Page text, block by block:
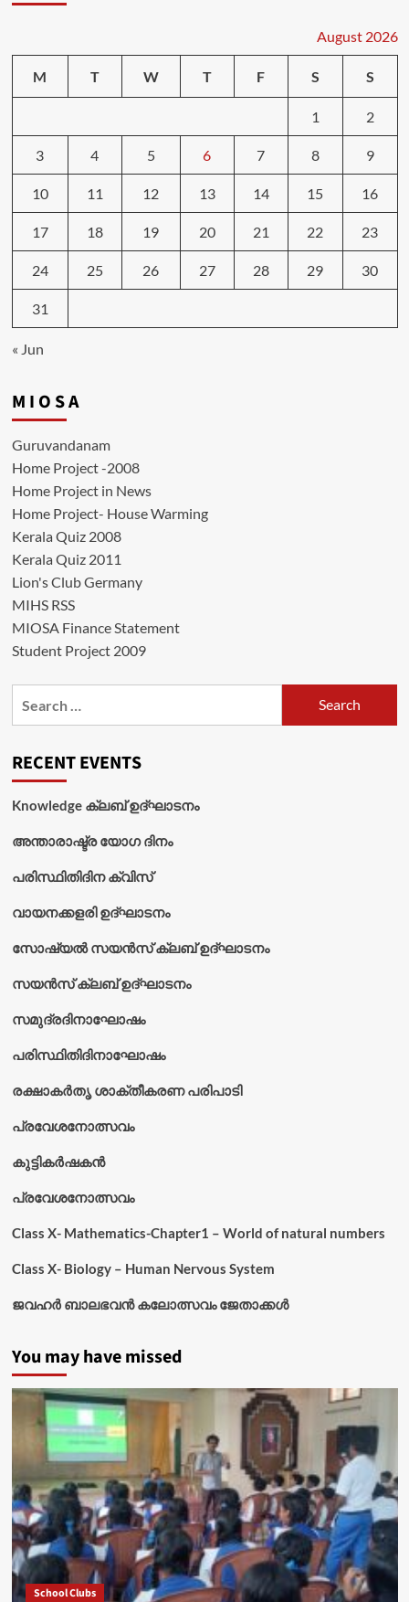
August 2026
M T W T F S S
1 2
3 4 5 6 7 8 9
10 11 12 13 14 15 16
17 18 19 20 21 22 23
24 25 26 27 28 29 30
31
« Jun
M I O S A
Guruvandanam
Home Project -2008
Home Project in News
Home Project- House Warming
Kerala Quiz 2008
Kerala Quiz 2011
Lion's Club Germany
MIHS RSS
MIOSA Finance Statement
Student Project 2009
RECENT EVENTS
Knowledge ക്ലബ് ഉദ്‌ഘാടനം
അന്താരാഷ്ട്ര യോഗ ദിനം
പരിസ്ഥിതിദിന ക്വിസ്
വായനക്കളരി ഉദ്‌ഘാടനം
സോഷ്യൽ സയൻസ് ക്ലബ് ഉദ്‌ഘാടനം
സയൻസ് ക്ലബ് ഉദ്‌ഘാടനം
സമുദ്രദിനാഘോഷം
പരിസ്ഥിതിദിനാഘോഷം
രക്ഷാകർതൃ ശാക്തീകരണ പരിപാടി
പ്രവേശനോത്സവം
കുട്ടികര്‍ഷകന്‍
പ്രവേശനോത്സവം
Class X- Mathematics-Chapter1 – World of natural numbers
Class X- Biology – Human Nervous System
ജവഹർ ബാലഭവൻ കലോത്സവം ജേതാക്കൾ
You may have missed
School Clubs